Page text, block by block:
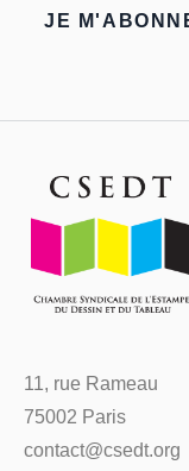
11, rue Rameau
75002 Paris
contact@csedt.org